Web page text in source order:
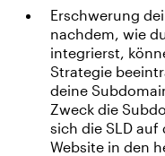
Erschwerung
nachdem, wie
integrierst,
Strategie
deine
Zweck die
sich die SLD auf
Website in den